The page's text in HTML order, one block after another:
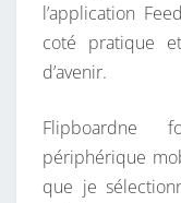
l’application
coté pratique
d’avenir.
Flipboardne
périphérique
que je